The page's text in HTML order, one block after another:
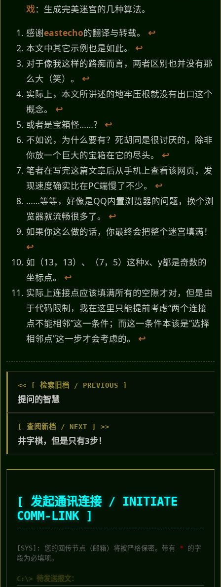
戏：生成完美迷宫的几种算法。
感谢eastecho的翻译与转载。 ↩︎
本文中其它示例也是如此。 ↩︎
对于像我这样的路痴而言，两者区别也并没有那
么大（笑）。 ↩︎
实际上，本文所讲述的地牢压根就没有出口这个
概念。 ↩︎
或者是宝箱怪……？ ↩︎
不如说，为什么要有？死胡同是很讨厌的，除非
你放一个巨大的宝箱在它的尽头。 ↩︎
笔者在写完这篇文章后从手机上查看该网页，发
现速度确实比在PC端慢了不少。 ↩︎
……等等，好像是QQ内置浏览器的问题，换个浏
览器就流畅很多了。 ↩︎
如果你这么做的话，你最终会把整个迷宫填满！
↩︎
如（13，13）、（7，5）这种x、y都是奇数的
坐标点。 ↩︎
实际上连接点应该填满所有的空隙才对，但是由
于代码限制，我在这里只能提前考虑“两个连接
点不能相邻”这一条件；而这一条件本该是“选择
相邻点”这一步才会考虑的。 ↩︎
<< [ 检索旧档 / PREVIOUS ]
提问的智慧
[ 查阅新档 / NEXT ] >>
井字棋，但是只有3步！
[ 发起通讯连接 / INITIATE
COMM-LINK ]
[SYS]: 您的回传节点（邮箱）将被严格保密。带有 * 的字
段为必填项。
C:\> 待发送报文：